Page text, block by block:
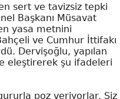
sert ve tavizsiz tepki
Başkanı Müsavat
yasa metnini
ve Cumhur İttifakı
Dervişoğlu, yapılan
eleştirerek şu ifadeleri
poz veriyorlar. Siz